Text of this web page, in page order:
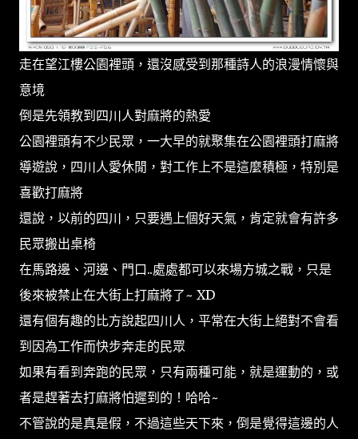
走在望江樓公園裡頭，還沒感受到那種詩人的浪漫情懷與
意境
倒是先領教到四川人對麻將的熱愛
公園裡頭有不少民眾，一大早的就聚集在公園裡頭打麻將
導遊說，四川人愛休閒，對工作上不是這麼積極，特別是
喜歡打麻將
還說，以前的四川，只要遇上個好天氣，肯定就會有許多
民眾搬出桌椅
在馬路邊、河邊、門口..處處都可以來場方城之戰，只是
後來被禁止在大街上打麻將了~ XD
還有個有趣的比方說起四川人，平常在大街上絕對不會看
到因為工作而快步奔走的民眾
如果有看到奔跑的民眾，只有兩種可能，就是運動的，或
者是趕著去打麻將怕遲到的！哈哈~
不管說的是真是假，不過這些天下來，倒是覺得這邊的人